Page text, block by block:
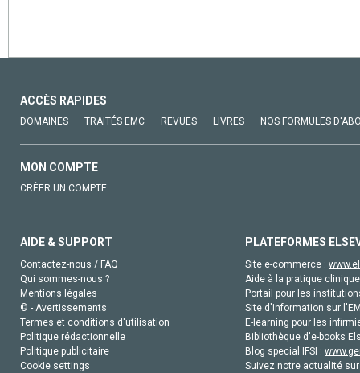
ACCÈS RAPIDES
DOMAINES TRAITÉS EMC REVUES LIVRES NOS FORMULES
MON COMPTE
CRÉER UN COMPTE
AIDE & SUPPORT
Contactez-nous / FAQ
Qui sommes-nous ?
Mentions légales
© - Avertissements
Termes et conditions d'utilisation
Politique rédactionnelle
Politique publicitaire
Cookie settings
PLATEFORMES
Site e-commerce :
Aide à la pratique
Portail pour les
Site d'information sur
E-learning pour les
Bibliothèque d'e-books
Blog special IFSI :
Suivez notre actualité